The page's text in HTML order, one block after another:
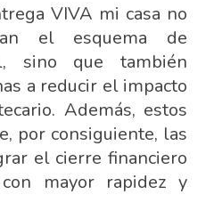
VIVA mi casa no
el esquema de
sino que también
a reducir el impacto
Además, estos
por consiguiente, las
el cierre financiero
mayor rapidez y